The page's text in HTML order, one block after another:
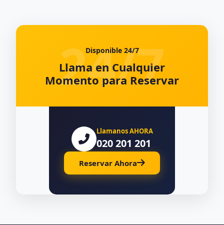
Disponible 24/7
Llama en Cualquier
Momento para Reservar
Llamanos AHORA
020 201 201
Reservar Ahora